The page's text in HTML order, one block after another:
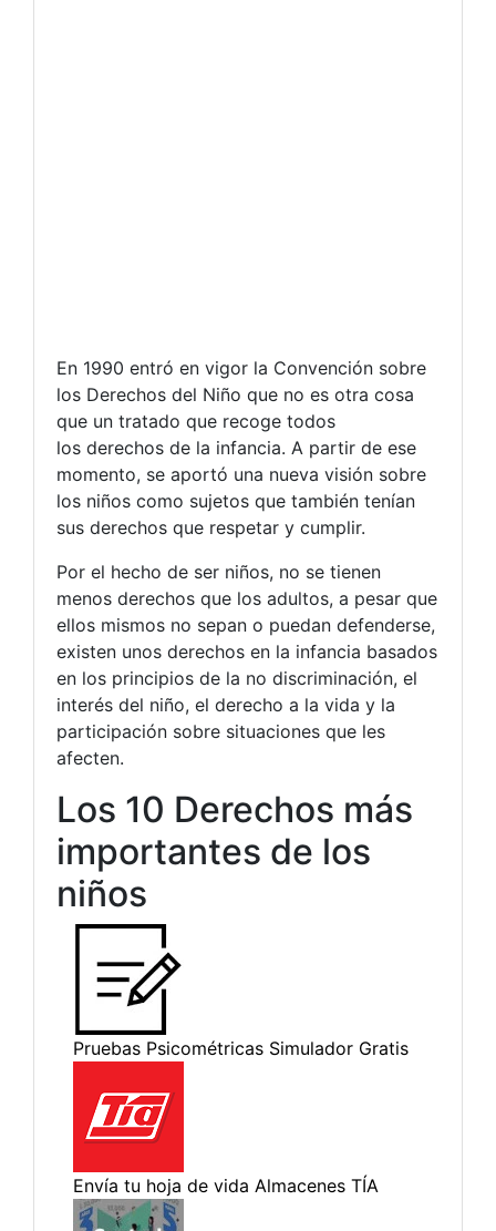
En 1990 entró en vigor la Convención sobre
los Derechos del Niño que no es otra cosa
que un tratado que recoge todos
los derechos de la infancia. A partir de ese
momento, se aportó una nueva visión sobre
los niños como sujetos que también tenían
sus derechos que respetar y cumplir.
Por el hecho de ser niños, no se tienen
menos derechos que los adultos, a pesar que
ellos mismos no sepan o puedan defenderse,
existen unos derechos en la infancia basados
en los principios de la no discriminación, el
interés del niño, el derecho a la vida y la
participación sobre situaciones que les
afecten.
Los 10 Derechos más
importantes de los
niños